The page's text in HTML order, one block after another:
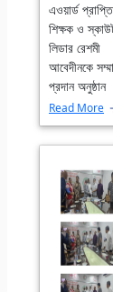
এওয়ার্ড
শিক্ষক ও
লিডার রেশমী
আবেদীনকে
প্রদান অনুষ্ঠান
Read More